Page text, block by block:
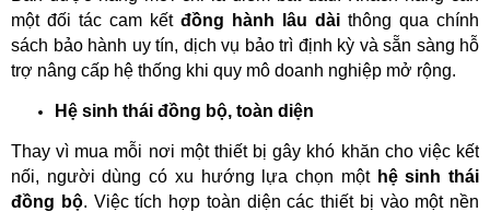
một đối tác cam kết đồng hành lâu dài thông qua chính
sách bảo hành uy tín, dịch vụ bảo trì định kỳ và sẵn sàng hỗ
trợ nâng cấp hệ thống khi quy mô doanh nghiệp mở rộng.
Hệ sinh thái đồng bộ, toàn diện
Thay vì mua mỗi nơi một thiết bị gây khó khăn cho việc kết
nối, người dùng có xu hướng lựa chọn một hệ sinh thái
đồng bộ. Việc tích hợp toàn diện các thiết bị vào một nền